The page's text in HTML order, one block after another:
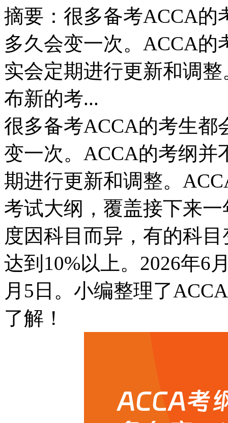
摘要：很多备考ACCA的
多久会变一次。ACCA的
实会定期进行更新和调
布新的考...
很多备考ACCA的考生都
变一次。ACCA的考纲并
期进行更新和调整。
考试大纲，覆盖接下来
度因科目而异，有的科
达到10%以上。2026年6
月5日。小编整理了
了解！